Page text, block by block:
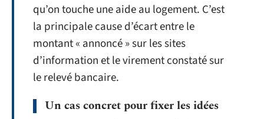
qu’on touche une aide au logement. C’est
la principale cause d’écart entre le
montant « annoncé » sur les sites
d’information et le virement constaté sur
le relevé bancaire.
Un cas concret pour fixer les idées